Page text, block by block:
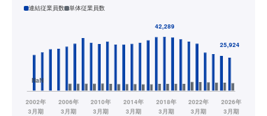
連結従業員数 単体従業員数